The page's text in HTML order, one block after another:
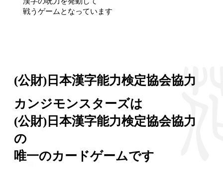
戦うゲームとなっています
(公財)​日本漢字能力検定協会協力
カンジモンスターズは
(公財)日本漢字能力検定協会協力
の
唯一のカードゲームです